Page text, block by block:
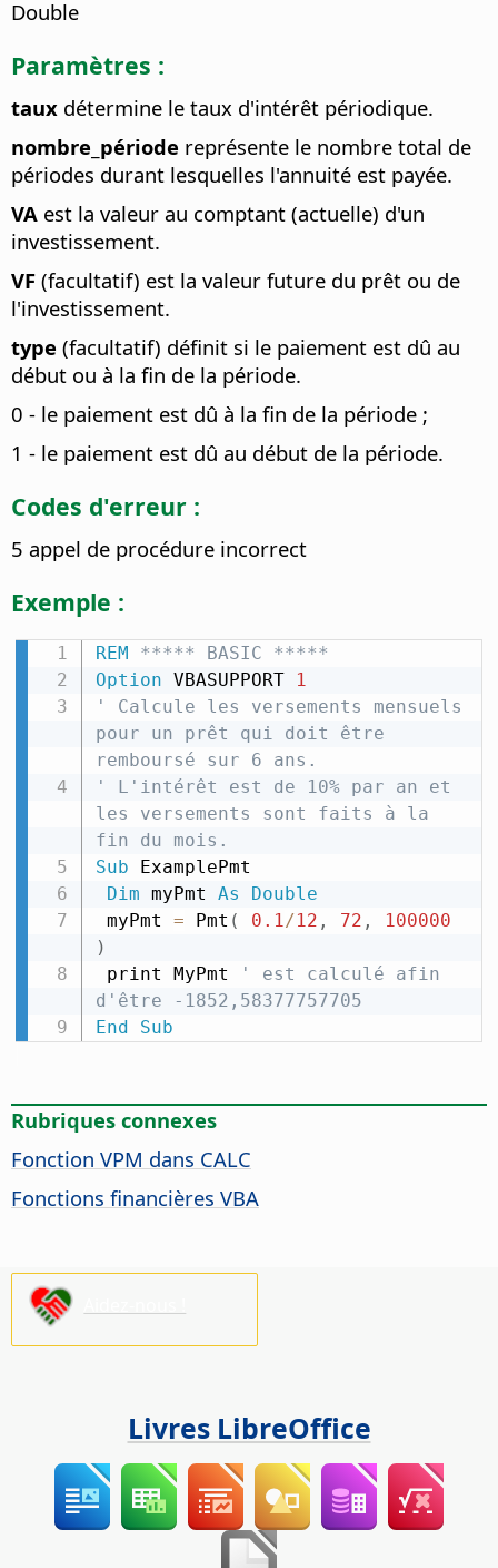
Double
Paramètres :
taux détermine le taux d'intérêt périodique.
nombre_période représente le nombre total de
périodes durant lesquelles l'annuité est payée.
VA est la valeur au comptant (actuelle) d'un
investissement.
VF (facultatif) est la valeur future du prêt ou de
l'investissement.
type (facultatif) définit si le paiement est dû au
début ou à la fin de la période.
0 - le paiement est dû à la fin de la période ;
1 - le paiement est dû au début de la période.
Codes d'erreur :
5 appel de procédure incorrect
Exemple :
REM ***** BASIC *****
Option VBASUPPORT
1
' Calcule les versements mensuels
pour un prêt qui doit être
remboursé sur 6 ans.
' L'intérêt est de 10% par an et
les versements sont faits à la
fin du mois.
Sub ExamplePmt
Dim myPmt As
Double
myPmt = Pmt ( 0.1 /12 , 72 ,
100000
)
print MyPmt
' est calculé afin
d'être -1852,58377757705
End
Sub
Rubriques connexes
Fonction VPM dans CALC
Fonctions financières VBA
Livres LibreOffice